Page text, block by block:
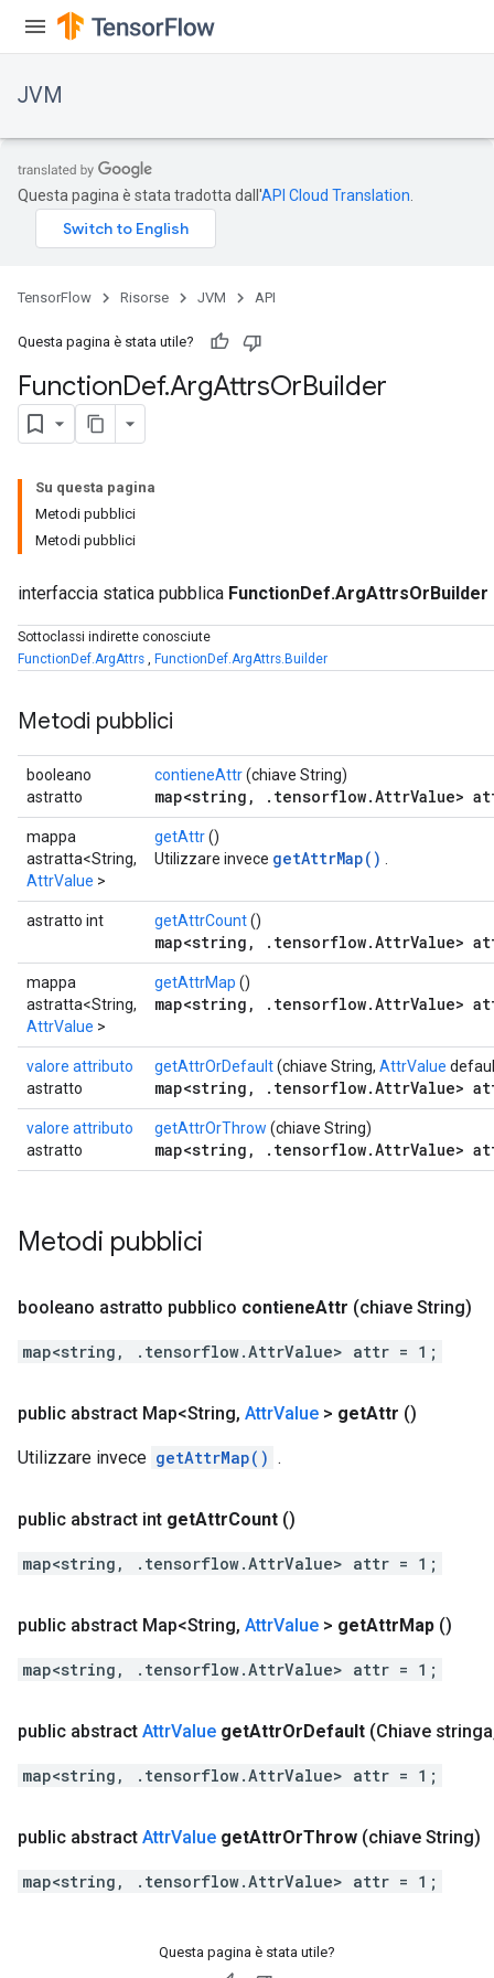
JVM
Questa pagina è stata tradotta dall'API Cloud Translation
TensorFlow Risorse JVM API
Questa pagina è stata utile?
FunctionDef.ArgAttrsOrBuilder
Su questa pagina
Metodi pubblici
Metodi pubblici
interfaccia statica pubblica FunctionDef.ArgAttrsOrBuilder
Sottoclassi indirette conosciute
FunctionDef.ArgAttrs , FunctionDef.ArgAttrs.Builder
Metodi pubblici
booleano
astratto
contieneAttr(chiave String)
map<string, .tensorflow.AttrValue>
mappa
astratta<String,
AttrValue >
getAttr()
Utilizzare invece getAttrMap()
astratto int getAttrCount()
map<string, .tensorflow.AttrValue>
mappa
astratta<String,
AttrValue >
getAttrMap ()
map<string, .tensorflow.AttrValue>
valore attributo
astratto
getAttrOrDefault(chiave String, AttrValue
map<string, .tensorflow.AttrValue>
valore attributo
astratto
getAttrOrThrow (chiave String)
map<string, .tensorflow.AttrValue>
Metodi pubblici
booleano astratto pubblico contieneAttr (chiave String)
map<string, .tensorflow.AttrValue> attr = 1;
public abstract Map<String, AttrValue > getAttr ()
Utilizzare invece getAttrMap() .
public abstract int getAttrCount ()
map<string, .tensorflow.AttrValue> attr = 1;
public abstract Map<String, AttrValue > getAttrMap ()
map<string, .tensorflow.AttrValue> attr = 1;
public abstract AttrValue getAttrOrDefault (Chiave stringa
map<string, .tensorflow.AttrValue> attr = 1;
public abstract AttrValue getAttrOrThrow (chiave String)
map<string, .tensorflow.AttrValue> attr = 1;
Questa pagina è stata utile?